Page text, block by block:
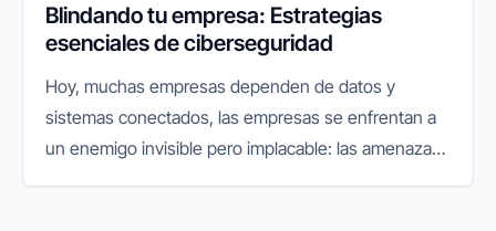
Blindando tu empresa: Estrategias
esenciales de ciberseguridad
Hoy, muchas empresas dependen de datos y
sistemas conectados, las empresas se enfrentan a
un enemigo invisible pero implacable: las amenazas